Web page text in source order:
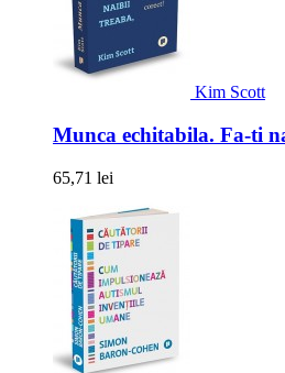
Kim Scott
Munca echitabila. Fa-ti
65,71 lei